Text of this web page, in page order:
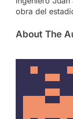
obra del
About The